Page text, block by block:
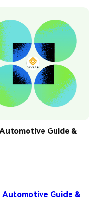
Guide &
Guide &